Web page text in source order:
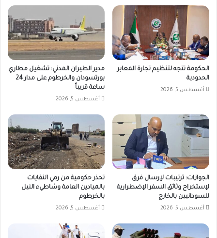
الحكومة تتجه لتنظيم تجارة المعابر
الحدودية
أغسطس 5, 2026
مدير الطيران المدني: تشغيل مطاري
بورتسودان والخرطوم على مدار 24
ساعة قريباً
أغسطس 5, 2026
الجوازات: ترتيبات لإرسال فرق
لإستخراج وثائق السفر الإضطرارية
للسودانيين بالخارج
أغسطس 5, 2026
تحذر حكومية من رمي النفايات
بالميادين العامة وشاطيء النيل
بالخرطوم
أغسطس 5, 2026